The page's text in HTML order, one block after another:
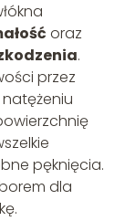
oraz
.
przez
pęknięcia.
dla